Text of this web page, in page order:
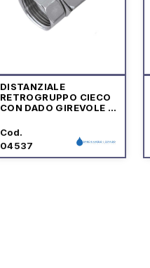
DISTANZIALE
RETROGRUPPO CIECO
CON DADO GIREVOLE IN
Cod.
04537